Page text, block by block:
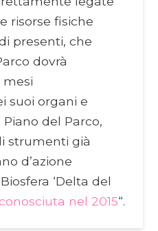
risorse fisiche
presenti, che
dovrà
mesi
suoi organi e
del Parco,
strumenti già
d’azione
‘Delta del
nel 2015“.